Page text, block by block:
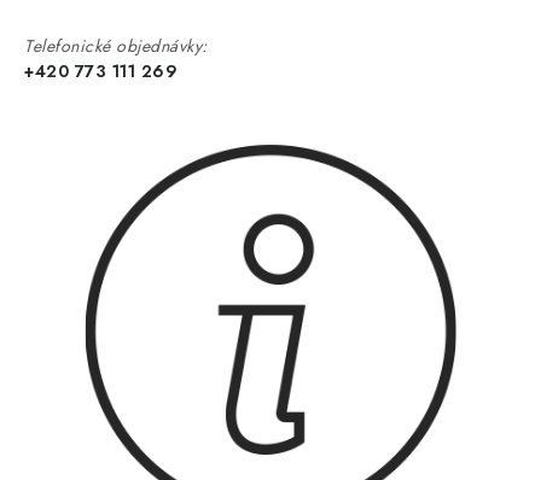
Telefonické objednávky:
+420 773 111 269